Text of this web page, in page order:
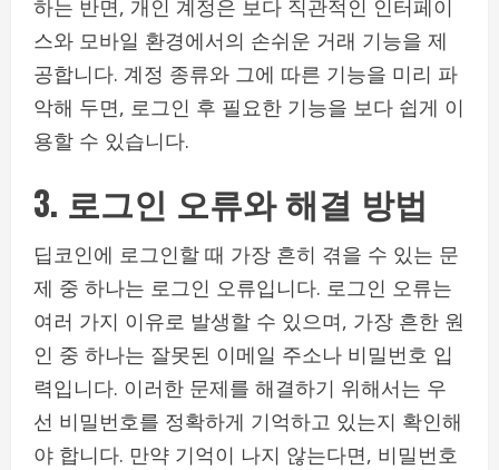
하는 반면, 개인 계정은 보다 직관적인 인터페이
스와 모바일 환경에서의 손쉬운 거래 기능을 제
공합니다. 계정 종류와 그에 따른 기능을 미리 파
악해 두면, 로그인 후 필요한 기능을 보다 쉽게 이
용할 수 있습니다.
3. 로그인 오류와 해결 방법
딥코인에 로그인할 때 가장 흔히 겪을 수 있는 문
제 중 하나는 로그인 오류입니다. 로그인 오류는
여러 가지 이유로 발생할 수 있으며, 가장 흔한 원
인 중 하나는 잘못된 이메일 주소나 비밀번호 입
력입니다. 이러한 문제를 해결하기 위해서는 우
선 비밀번호를 정확하게 기억하고 있는지 확인해
야 합니다. 만약 기억이 나지 않는다면, 비밀번호